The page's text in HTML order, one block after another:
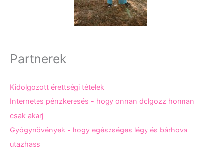
Partnerek
Kidolgozott érettségi tételek
Internetes pénzkeresés - hogy onnan dolgozz honnan
csak akarj
Gyógynövények - hogy egészséges légy és bárhova
utazhass